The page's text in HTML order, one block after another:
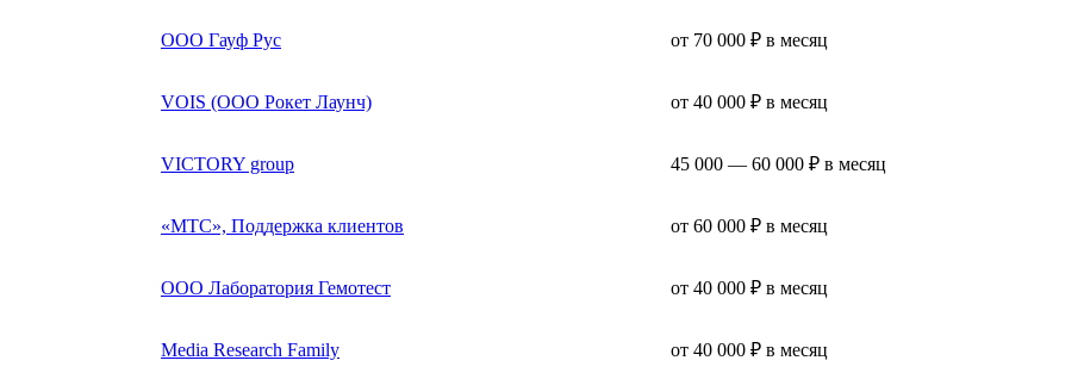
ООО Гауф Рус от 70 000 ₽ в месяц
VOIS (ООО Рокет Лаунч) от 40 000 ₽ в месяц
VICTORY group 45 000 — 60 000 ₽ в месяц
«МТС», Поддержка клиентов от 60 000 ₽ в месяц
ООО Лаборатория Гемотест от 40 000 ₽ в месяц
Media Research Family от 40 000 ₽ в месяц